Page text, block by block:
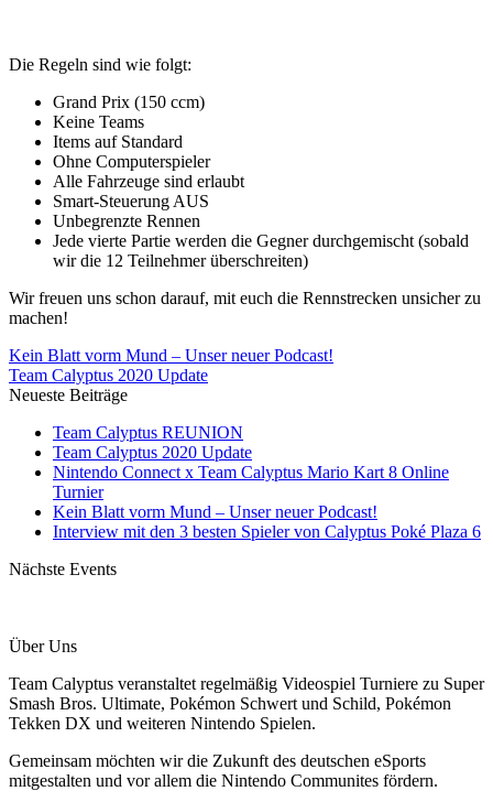
Die Regeln sind wie folgt:
Grand Prix (150 ccm)
Keine Teams
Items auf Standard
Ohne Computerspieler
Alle Fahrzeuge sind erlaubt
Smart-Steuerung AUS
Unbegrenzte Rennen
Jede vierte Partie werden die Gegner durchgemischt (sobald
wir die 12 Teilnehmer überschreiten)
Wir freuen uns schon darauf, mit euch die Rennstrecken unsicher zu
machen!
Kein Blatt vorm Mund – Unser neuer Podcast!
Team Calyptus 2020 Update
Neueste Beiträge
Team Calyptus REUNION
Team Calyptus 2020 Update
Nintendo Connect x Team Calyptus Mario Kart 8 Online
Turnier
Kein Blatt vorm Mund – Unser neuer Podcast!
Interview mit den 3 besten Spieler von Calyptus Poké Plaza 6
Nächste Events
Über Uns
Team Calyptus veranstaltet regelmäßig Videospiel Turniere zu Super
Smash Bros. Ultimate, Pokémon Schwert und Schild, Pokémon
Tekken DX und weiteren Nintendo Spielen.
Gemeinsam möchten wir die Zukunft des deutschen eSports
mitgestalten und vor allem die Nintendo Communites fördern.